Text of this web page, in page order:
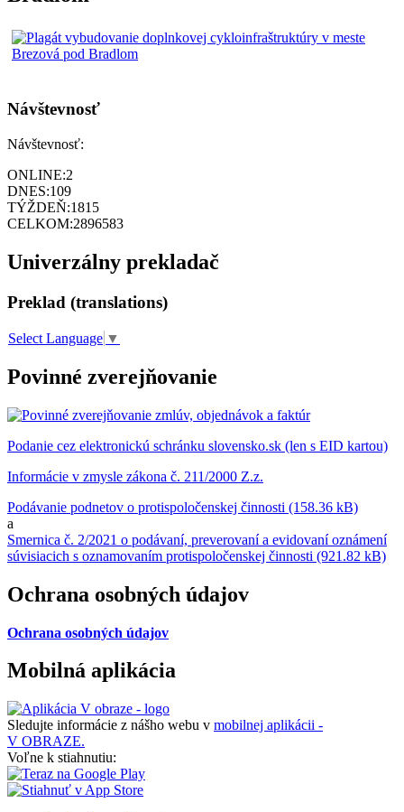
Návštevnosť
Návštevnosť:
ONLINE:2
DNES:109
TÝŽDEŇ:1815
CELKOM:2896583
Univerzálny prekladač
Preklad (translations)
Select Language ▼
Povinné zverejňovanie
Podanie cez elektronickú schránku slovensko.sk (len s EID kartou)
Informácie v zmysle zákona č. 211/2000 Z.z.
Podávanie podnetov o protispoločenskej činnosti (158.36 kB)
a
Smernica č. 2/2021 o podávaní, preverovaní a evidovaní oznámení
súvisiacich s oznamovaním protispoločenskej činnosti (921.82 kB)
Ochrana osobných údajov
Ochrana osobných údajov
Mobilná aplikácia
Sledujte informácie z nášho webu v mobilnej aplikácii -
V OBRAZE.
Voľne k stiahnutiu: